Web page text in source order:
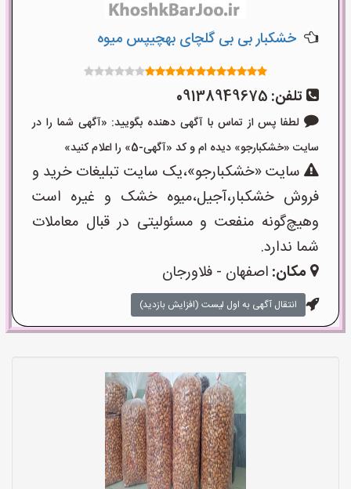
خشکبار بی بی گلچای بهچیپس میوه
تلفن: 09138949675
لطفا پس از تماس با آگهی دهنده بگویید: «آگهی شما را در
سایت «خشکبارجو» دیده ام و کد «آگهی-5» را اعلام کنید»
سایت «خشکبارجو»،یک سایت تبلیغات خرید و
فروش خشکبار،آجیل،میوه خشک و غیره است
وهیچ‌گونه منفعت و مسئولیتی در قبال معاملات
شما ندارد.
مکان: اصفهان - فلاورجان
انتقال آگهی به اول لیست (افزایش بازدید)